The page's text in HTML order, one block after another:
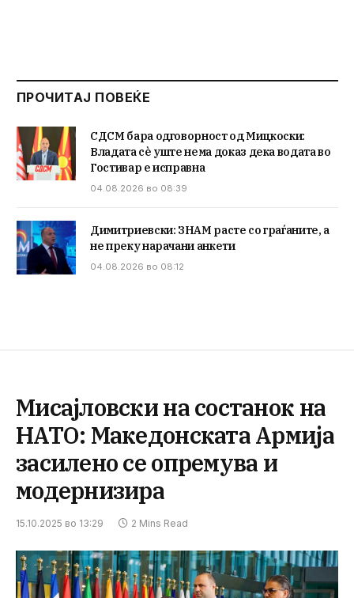
ПРОЧИТАЈ ПОВЕЌЕ
СДСМ бара одговорност од Мицкоски:
Владата сè уште нема доказ дека водата во
Гостивар е исправна
04.08.2026 во 08:39
Димитриевски: ЗНАМ расте со граѓаните, а
не преку нарачани анкети
04.08.2026 во 08:12
Мисајловски на состанок на
НАТО: Македонската Армија
засилено се опремува и
модернизира
15.10.2025 во 13:29 2 Mins Read